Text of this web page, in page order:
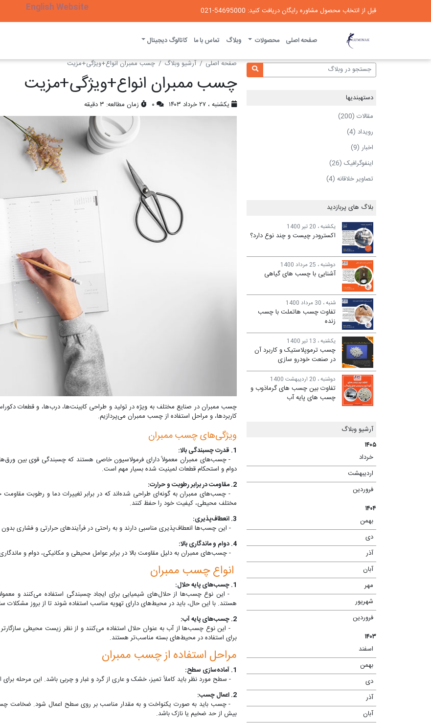
قبل از انتخاب محصول مشاوره رایگان دریافت کنید: 54695000-021 English Website
صفحه اصلی محصولات وبلاگ تماس با ما کاتالوگ دیجیتال
دسته‎بندی‎ها
مقالات (200)
رویداد (4)
اخبار (9)
اینفوگرافیک (26)
تصاویر خلاقانه (4)
بلاگ های پربازدید
یکشنبه ، 20 تیر 1400
اکسترودر چیست و چند نوع دارد؟
دوشنبه ، 25 مرداد 1400
آشنایی با چسب های گیاهی
شنبه ، 30 مرداد 1400
تفاوت چسب هاتملت با چسب
زنده
یکشنبه ، 13 تیر 1400
چسب ترموپلاستیک و کاربرد آن
در صنعت خودرو سازی
دوشنبه ، 20 اردیبهشت 1400
تفاوت بین چسب های گرماذوب و
چسب های پایه آب
آرشیو وبلاگ
۱۴۰۵
خرداد
اردیبهشت
فروردین
۱۴۰۴
بهمن
دی
آذر
آبان
مهر
شهریور
فروردین
۱۴۰۳
اسفند
بهمن
دی
آذر
آبان
صفحه اصلی آرشیو وبلاگ چسب ممبران انواع+ویژگی+مزیت
چسب ممبران انواع+ویژگی+مزیت
یکشنبه ، ۲۷ خرداد ۱۴۰۳ زمان مطالعه: ۳ دقیقه
چسب ممبران در صنایع مختلف به ویژه در تولید و طراحی کابینت‌ها، درب‌ها، و قطعات
کاربردها، و مراحل استفاده از چسب ممبران می‌پردازیم.
ویژگی‌های چسب ممبران
1. قدرت چسبندگی بالا:
- چسب‌های ممبران معمولاً دارای فرمولاسیون خاصی هستند که چسبندگی قوی بین
دوام و استحکام قطعات لمینیت شده بسیار مهم است.
2. مقاومت در برابر رطوبت و حرارت:
- چسب‌های ممبران به گونه‌ای طراحی شده‌اند که در برابر تغییرات دما و رطوبت
مختلف محیطی، کیفیت خود را حفظ کنند.
3. انعطاف‌پذیری:
- این چسب‌ها انعطاف‌پذیری مناسبی دارند و به راحتی در فرآیندهای حرارتی و فشاری
4. دوام و ماندگاری بالا:
- چسب‌های ممبران به دلیل مقاومت بالا در برابر عوامل محیطی و مکانیکی، دوام و ماندگاری
انواع چسب ممبران
1. چسب‌های پایه حلال:
- این نوع چسب‌ها از حلال‌های شیمیایی برای ایجاد چسبندگی استفاده می‌کنند و
هستند. با این حال، باید در محیط‌های دارای تهویه مناسب استفاده شوند تا از بروز مشکلات
2. چسب‌های پایه آب:
- این نوع چسب‌ها از آب به عنوان حلال استفاده می‌کنند و از نظر زیست محیطی
برای استفاده در محیط‌های بسته مناسب‌تر هستند.
مراحل استفاده از چسب ممبران
1. آماده‌سازی سطح:
- سطح مورد نظر باید کاملاً تمیز، خشک و عاری از گرد و غبار و چربی باشد. این مرحله
2. اعمال چسب:
- چسب باید به صورت یکنواخت و به مقدار مناسب بر روی سطح اعمال شود. ضخامت
بیش از حد ضخیم یا نازک باشد.